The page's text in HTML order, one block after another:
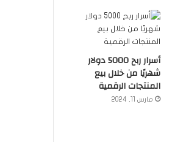
أسرار ربح 5000 دولار
شهريًا من خلال بيع
المنتجات الرقمية
مارس 11, 2024